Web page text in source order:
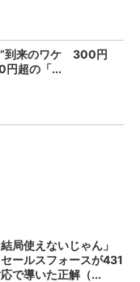
”到来のワケ 300円
円超の「...
結局使えないじゃん」
ールスフォースが431
で導いた正解（...